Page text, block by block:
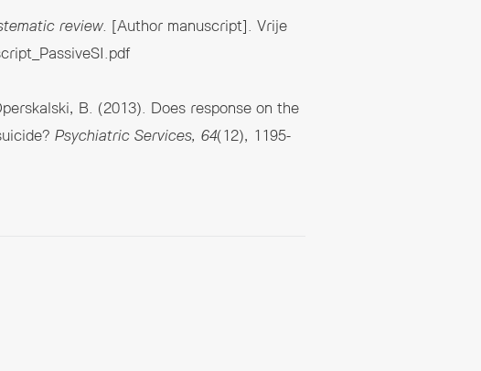
review. [Author manuscript]. Vrije
B. (2013). Does response on the
Psychiatric Services, 64(12), 1195-